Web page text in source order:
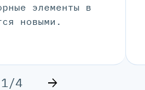
элементы в
новыми.
1/4